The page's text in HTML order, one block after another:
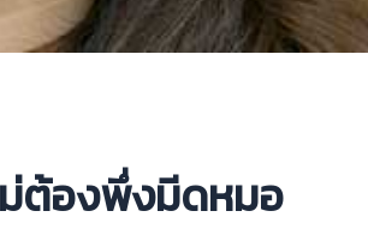
ม่ต้องพึ่งมีดหมอ